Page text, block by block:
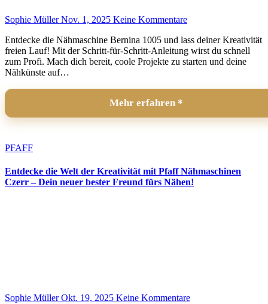
Sophie MüllerNov. 1, 2025 Keine Kommentare
Entdecke die Nähmaschine Bernina 1005 und lass deiner Kreativität
freien Lauf! Mit der Schritt-für-Schritt-Anleitung wirst du schnell
zum Profi. Mach dich bereit, coole Projekte zu starten und deine
Nähkünste auf…
Mehr erfahren
PFAFF
Entdecke die Welt der Kreativität mit Pfaff Nähmaschinen
Czerr – Dein neuer bester Freund fürs Nähen!
Sophie MüllerOkt. 19, 2025 Keine Kommentare